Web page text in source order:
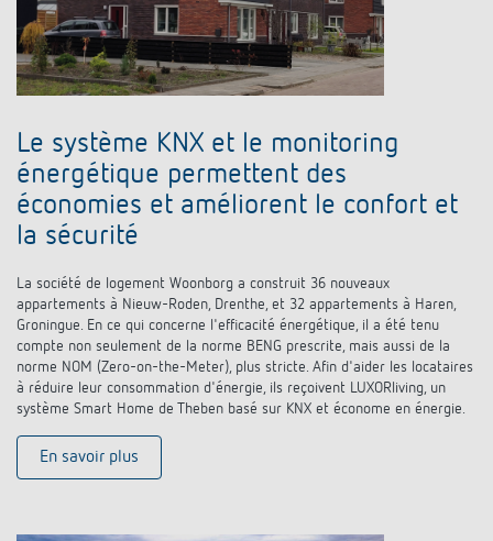
Le système KNX et le monitoring
énergétique permettent des
économies et améliorent le confort et
la sécurité
La société de logement Woonborg a construit 36 nouveaux
appartements à Nieuw-Roden, Drenthe, et 32 appartements à Haren,
Groningue. En ce qui concerne l'efficacité énergétique, il a été tenu
compte non seulement de la norme BENG prescrite, mais aussi de la
norme NOM (Zero-on-the-Meter), plus stricte. Afin d'aider les locataires
à réduire leur consommation d'énergie, ils reçoivent LUXORliving, un
système Smart Home de Theben basé sur KNX et économe en énergie.
En savoir plus